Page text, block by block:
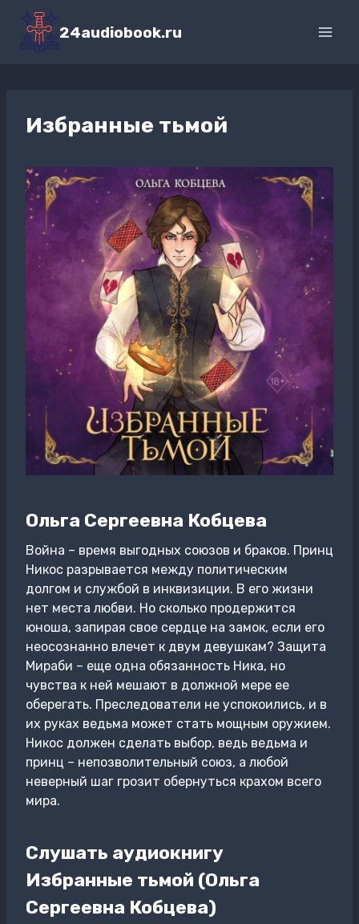
Перейти
содержимому
24audiobook.ru
Избранные тьмой
Ольга Сергеевна Кобцева
Война – время выгодных союзов и браков. Принц
Никос разрывается между политическим
долгом и службой в инквизиции. В его жизни
нет места любви. Но сколько продержится
юноша, запирая свое сердце на замок, если его
неосознанно влечет к двум девушкам? Защита
Мираби – еще одна обязанность Ника, но
чувства к ней мешают в должной мере ее
оберегать. Преследователи не успокоились, и в
их руках ведьма может стать мощным оружием.
Никос должен сделать выбор, ведь ведьма и
принц – непозволительный союз, а любой
неверный шаг грозит обернуться крахом всего
мира.
Слушать аудиокнигу
Избранные тьмой (Ольга
Сергеевна Кобцева)